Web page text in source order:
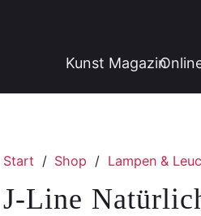
Kunst Magazin
Start / Shop / Lampen &
J-Line